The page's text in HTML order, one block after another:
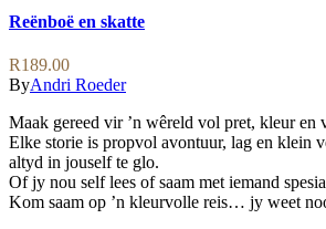
The
be
chosen
on
the
product
page
Reënboë en skatte
R189.00
ByAndri Roeder
Maak gereed vir ’n wêreld vol pret, kleur en
Elke storie is propvol avontuur, lag en klein
altyd in jouself te glo.
Of jy nou self lees of saam met iemand
Kom saam op ’n kleurvolle reis… jy weet